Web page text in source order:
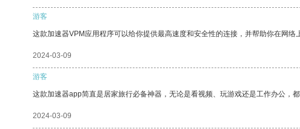
游客
这款加速器VPM应用程序可以给你提供最高速度和安全性的连接，并帮助你在网络
2024-03-09
游客
这款加速器app简直是居家旅行必备神器，无论是看视频、玩游戏还是工作办公，
2024-03-09